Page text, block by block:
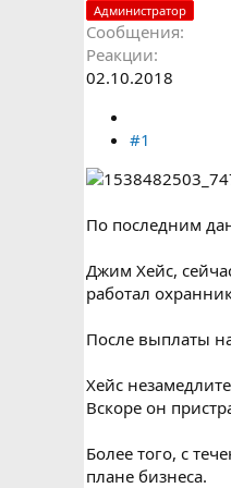
Администратор
Сообщения
Реакции
02.10.2018
#1
По последним
Джим Хейс,
работал
После выплаты
Хейс
Вскоре он
Более того, с
плане бизнеса.